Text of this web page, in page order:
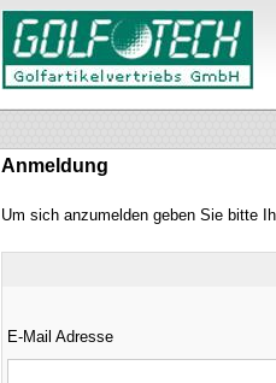
Anmeldung
Um sich anzumelden geben Sie bitte
E-Mail Adresse